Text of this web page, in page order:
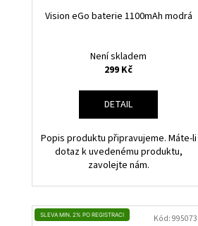
Vision eGo baterie 1100mAh modrá
Není skladem
299 Kč
DETAIL
Popis produktu připravujeme. Máte-li
dotaz k uvedenému produktu,
zavolejte nám.
SLEVA MIN. 2% PO REGISTRACI Kód:995073